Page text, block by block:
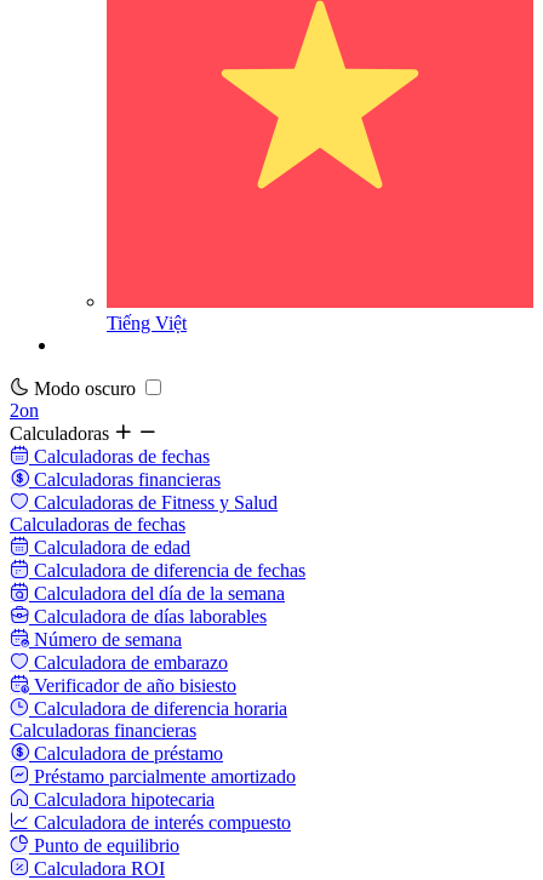
Tiếng Việt
Modo oscuro
2on
Calculadoras
Calculadoras de fechas
Calculadoras financieras
Calculadoras de Fitness y Salud
Calculadoras de fechas
Calculadora de edad
Calculadora de diferencia de fechas
Calculadora del día de la semana
Calculadora de días laborables
Número de semana
Calculadora de embarazo
Verificador de año bisiesto
Calculadora de diferencia horaria
Calculadoras financieras
Calculadora de préstamo
Préstamo parcialmente amortizado
Calculadora hipotecaria
Calculadora de interés compuesto
Punto de equilibrio
Calculadora ROI